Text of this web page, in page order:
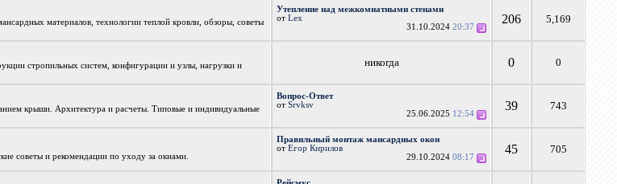
материалов, технологии теплой кровли, обзоры, советы
Утепление над межкомнатными стенами
отLex
31.10.202420:37
206 5,169
стропильных систем, конфигурации и узлы, нагрузки и
никогда 0 0
крыши. Архитектура и расчеты. Типовые и индивидуальные
Вопрос-Ответ
отSrvksv
25.06.2025 12:54
39 743
советы и рекомендации по уходу за окнами.
Правильный монтаж мансардных окон
отЕгор Кирилов
29.10.202408:17
45 705